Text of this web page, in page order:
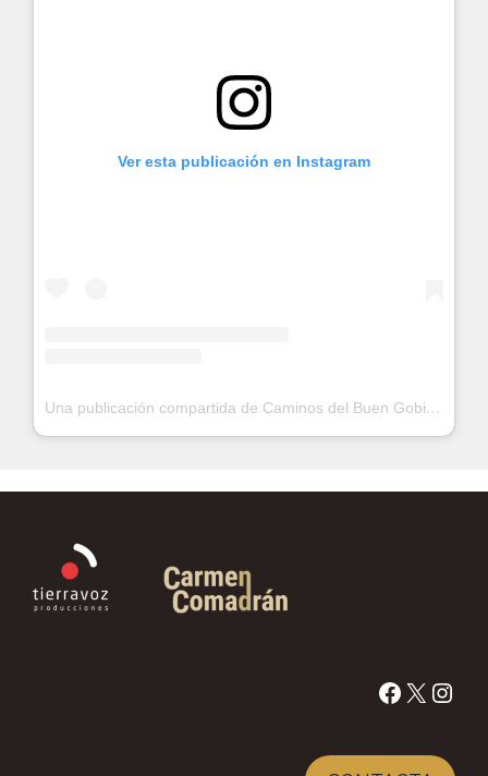
Ver esta publicación en Instagram
Una publicación compartida de Caminos del Buen Gobierno y la Buena Vecindad (@buengobierno_buenavecindad)